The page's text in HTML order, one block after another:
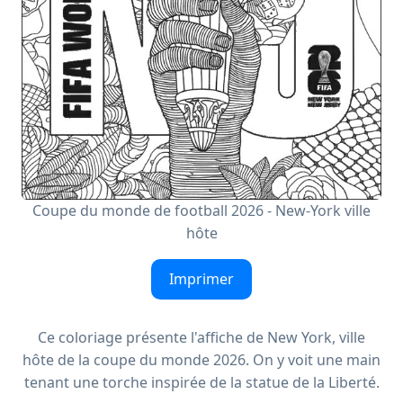
Coupe du monde de football 2026 - New-York ville
hôte
Imprimer
Ce coloriage présente l'affiche de New York, ville
hôte de la coupe du monde 2026. On y voit une main
tenant une torche inspirée de la statue de la Liberté.